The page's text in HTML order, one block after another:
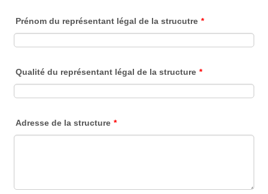
Prénom du représentant légal de la strucutre *
Qualité du représentant légal de la structure *
Adresse de la structure *